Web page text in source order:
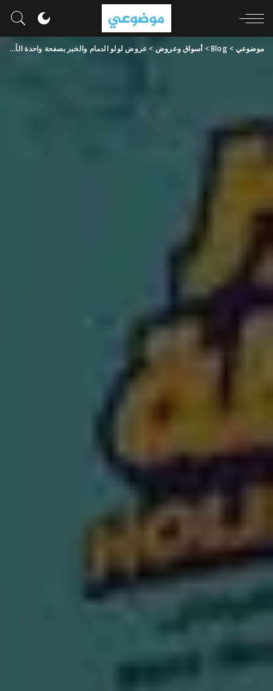
موضوعي >
Blog
> أسواق وعروض > عروض لولو الدمام والخبر بصفحة واحدة الأسبوعية 3 يوليو 2024